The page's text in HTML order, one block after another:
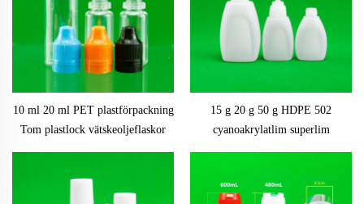
10 ml 20 ml PET plastförpackning
Tom plastlock vätskeoljeflaskor
med barnsäkert lock
15 g 20 g 50 g HDPE 502
cyanoakrylatlim superlim
plastflaska för kemiskt bruk